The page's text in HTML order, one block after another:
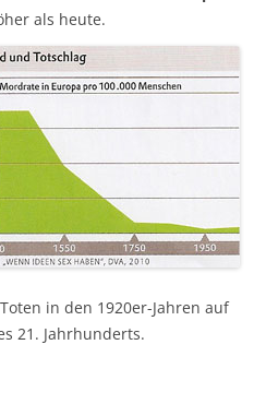
als heute.
in den 1920er-Jahren auf
21. Jahrhunderts.